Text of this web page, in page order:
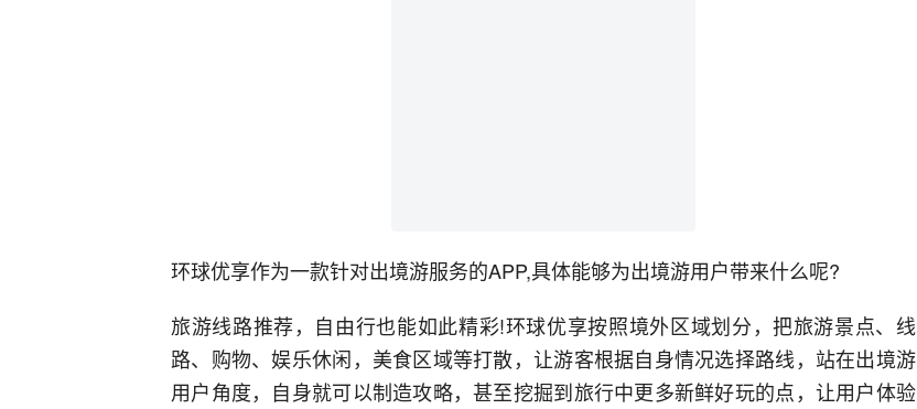
环球优享作为一款针对出境游服务的APP,具体能够为出境游用户带来什么呢?
旅游线路推荐，自由行也能如此精彩!环球优享按照境外区域划分，把旅游景点、线
路、购物、娱乐休闲，美食区域等打散，让游客根据自身情况选择路线，站在出境游
用户角度，自身就可以制造攻略，甚至挖掘到旅行中更多新鲜好玩的点，让用户体验